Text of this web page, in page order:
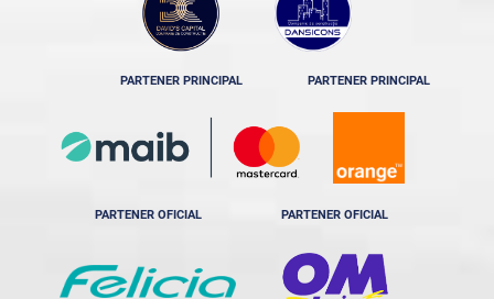
PARTENER PRINCIPAL PARTENER PRINCIPAL
PARTENER OFICIAL PARTENER OFICIAL